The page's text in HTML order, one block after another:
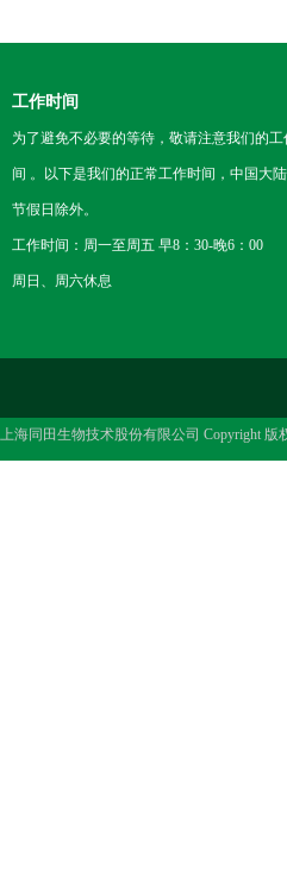
工作时间
为了避免不必要的等待，敬请注意我们的工
间 。以下是我们的正常工作时间，中国大
节假日除外。
工作时间：周一至周五 早8：30-晚6：00
周日、周六休息
上海同田生物技术股份有限公司 Copyright 版